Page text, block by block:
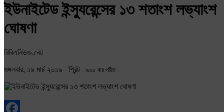
ইউনাইটেড ইন্স্যুরেন্সের ১৩ শতাংশ লভ্যাংশ
ঘোষণা
বিবিএনিউজ.নেট
মঙ্গলবার, ১৯ মার্চ ২০১৯ প্রিন্ট ৯৩০ বার পঠিত